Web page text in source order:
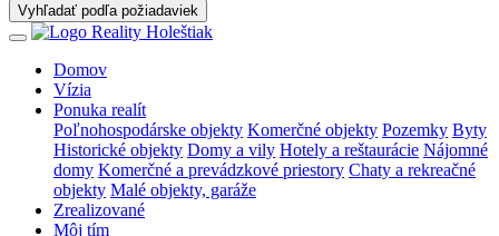
Vyhľadať podľa požiadaviek
Domov
Vízia
Ponuka realít
Poľnohospodárske objekty Komerčné objekty Pozemky Byty
Historické objekty Domy a vily Hotely a reštaurácie Nájomné
domy Komerčné a prevádzkové priestory Chaty a rekreačné
objekty Malé objekty, garáže
Zrealizované
Môj tím